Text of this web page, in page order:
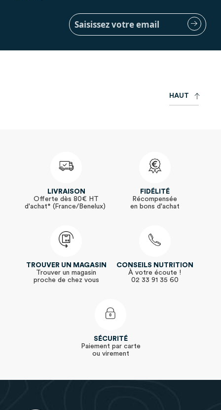
Inscription
à
notre
HAUT
LIVRAISON
Offerte dès 80€ HT
d'achat* (France/Benelux)
FIDÉLITÉ
Récompensée
en bons d'achat
TROUVER UN MAGASIN
Trouver un magasin
proche de chez vous
CONSEILS NUTRITION
À votre écoute !
02 33 91 35 60
SÉCURITÉ
Paiement par carte
ou virement